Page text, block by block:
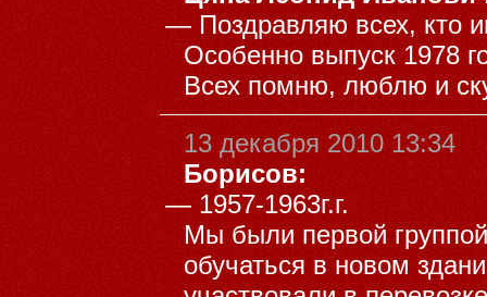
—Поздравляю всех, кто
Особенно выпуск 1978
Всех помню, люблю и
13 декабря 2010 13:34
Борисов:
—1957-1963г.г.
Мы были первой
обучаться в новом